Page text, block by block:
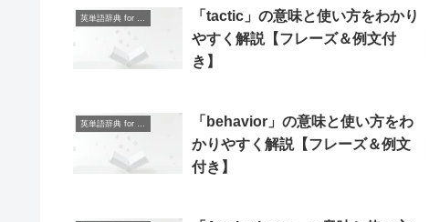
英単語辞典 for Beginners
「tactic」の意味と使い方をわかり
やすく解説【フレーズ＆例文付
き】
英単語辞典 for Beginners
「behavior」の意味と使い方をわ
かりやすく解説【フレーズ＆例文
付き】